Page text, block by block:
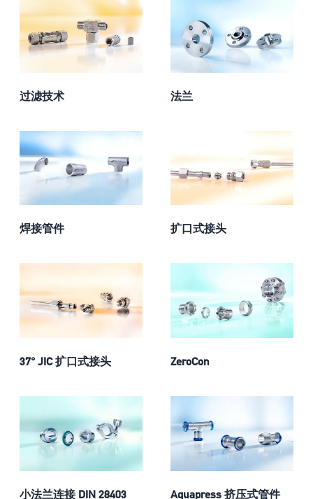
过滤技术 法兰
焊接管件 扩口式接头
37° JIC 扩口式接头 ZeroCon
小法兰连接 DIN 28403 Aquapress 挤压式管件